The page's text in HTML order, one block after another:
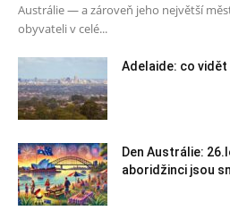
Austrálie — a zároveň jeho největší
obyvateli v celé...
Adelaide: co vidět
Den Austrálie:
aboridžinci jsou